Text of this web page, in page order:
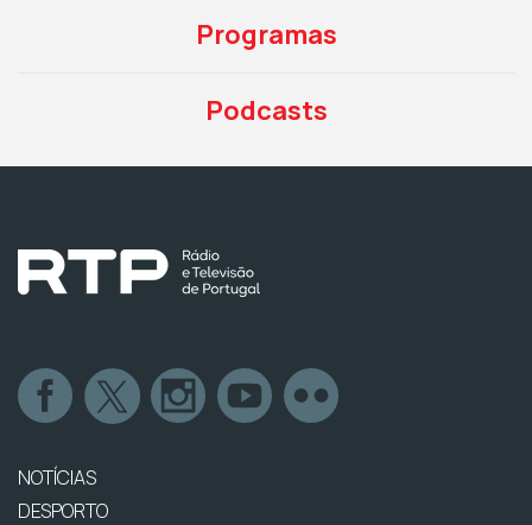
Programas
Podcasts
NOTÍCIAS
DESPORTO